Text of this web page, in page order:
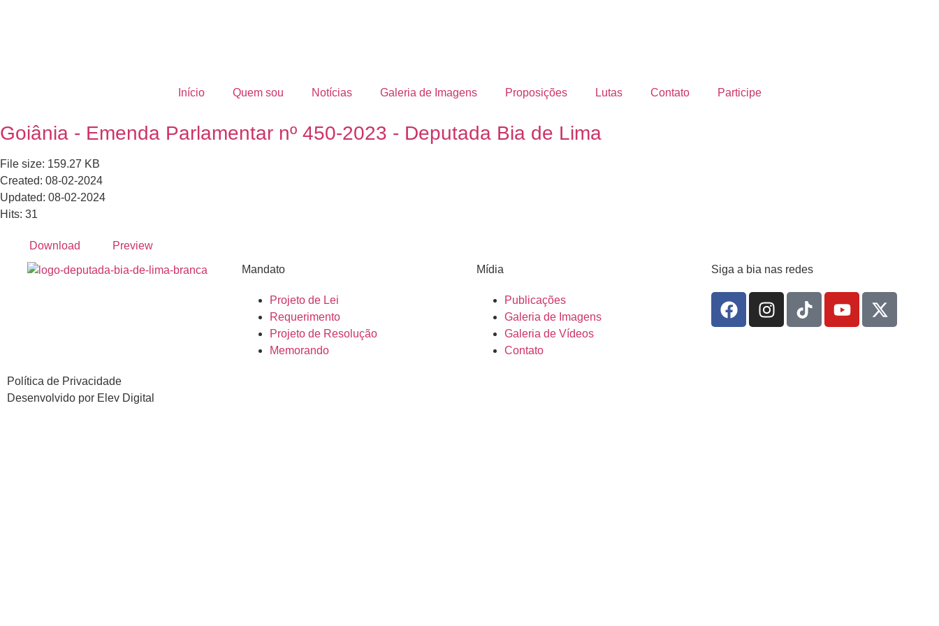
Início Quem sou Notícias Galeria de Imagens Proposições Lutas Contato Participe
Goiânia - Emenda Parlamentar nº 450-2023 - Deputada Bia de Lima
File size: 159.27 KB
Created: 08-02-2024
Updated: 08-02-2024
Hits: 31
Download
Preview
Mandato
Projeto de Lei
Requerimento
Projeto de Resolução
Memorando
Mídia
Publicações
Galeria de Imagens
Galeria de Vídeos
Contato
Siga a bia nas redes
Política de Privacidade
Desenvolvido por Elev Digital